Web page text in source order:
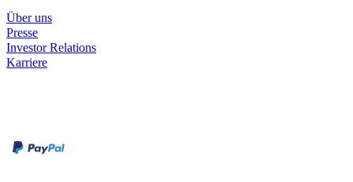
Über uns
Presse
Investor Relations
Karriere